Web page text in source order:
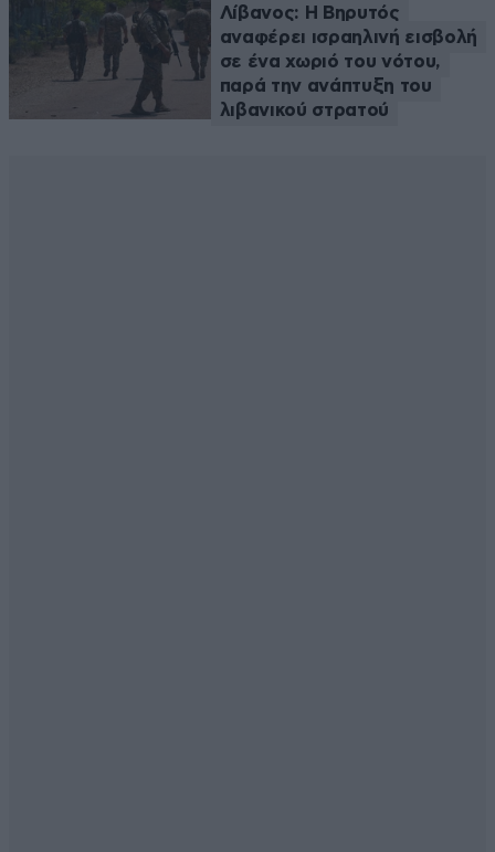
Λίβανος: Η Βηρυτός
αναφέρει ισραηλινή εισβολή
σε ένα χωριό του νότου,
παρά την ανάπτυξη του
λιβανικού στρατού